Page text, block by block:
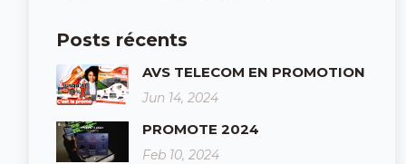
Posts récents
AVS TELECOM EN PROMOTION
Jun 14, 2024
PROMOTE 2024
Feb 10, 2024